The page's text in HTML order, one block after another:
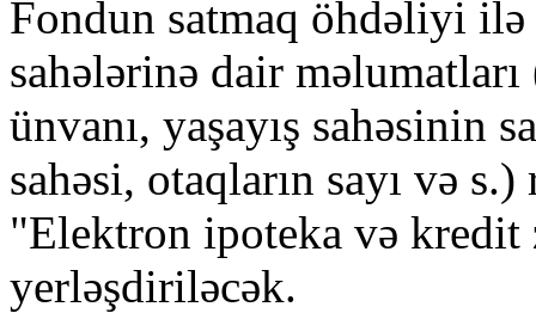
Fondun satmaq öhdəliyi
sahələrinə dair
ünvanı, yaşayış sahəsinin
sahəsi, otaqların sayı və
"Elektron ipoteka və kredit
yerləşdiriləcək.